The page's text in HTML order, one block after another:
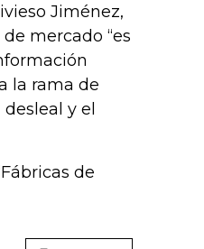
Jiménez,
mercado “es
la rama de
y el
de